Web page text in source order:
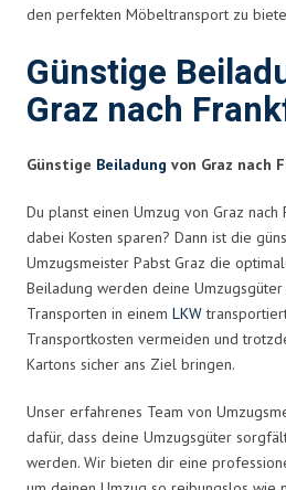
den perfekten Möbeltransport zu
Günstige
Graz nach
Günstige Beiladung von Graz nach
Du planst einen Umzug von Graz nach
dabei Kosten sparen? Dann ist die
Umzugsmeister Pabst Graz die
Beiladung werden deine
Transporten in einem LKW
Transportkosten vermeiden und
Kartons sicher ans Ziel bringen.
Unser erfahrenes Team von
dafür, dass deine Umzugsgüter
werden. Wir bieten dir eine